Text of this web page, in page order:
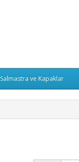
Salmastra ve Kapaklar